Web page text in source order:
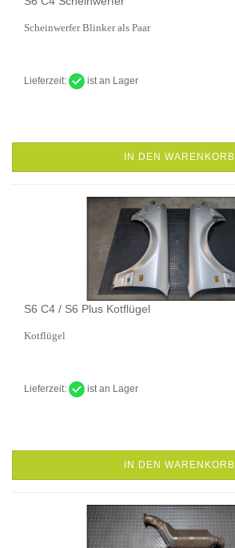
Scheinwerfer Blinker als Paar
Lieferzeit: ist an Lager
IN DEN WARENKORB
S6 C4 / S6 Plus Kotflügel
Kotflügel
Lieferzeit: ist an Lager
IN DEN WARENKORB